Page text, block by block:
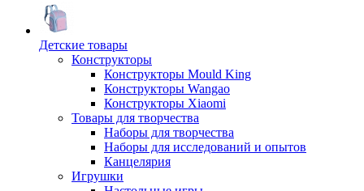
Детские товары
Конструкторы
Конструкторы Mould King
Конструкторы Wangao
Конструкторы Xiaomi
Товары для творчества
Наборы для творчества
Наборы для исследований и опытов
Канцелярия
Игрушки